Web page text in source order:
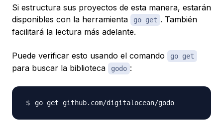
Si estructura sus proyectos de esta manera, estarán
disponibles con la herramienta
go get . También
facilitará la lectura más adelante.
Puede verificar esto usando el comando go get
para buscar la biblioteca godo :